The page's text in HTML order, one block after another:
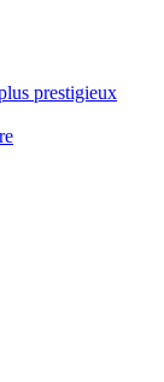
prestigieux